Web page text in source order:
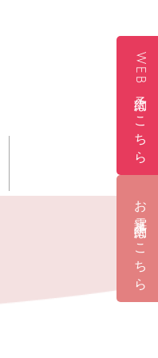
WEB予約はこちら
お電話予約はこちら